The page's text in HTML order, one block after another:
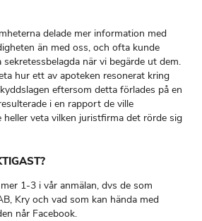
delade mer information med
än med oss, och ofta kunde
när vi begärde ut dem.
hur ett av apoteken resonerat kring
eftersom detta förlades på en
i en rapport de ville
heller veta vilken juristfirma det rörde sig
1-3 i vår anmälan, dvs de som
Kry och vad som kan hända med
når Facebook.